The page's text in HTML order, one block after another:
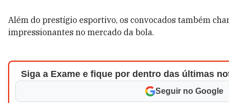
Além do prestígio esportivo, os convocados também
impressionantes no mercado da bola.
Siga a Exame e fique por dentro das últimas
Seguir no Google